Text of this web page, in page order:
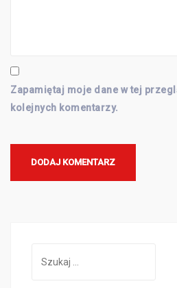
Zapamiętaj moje dane w tej
kolejnych komentarzy.